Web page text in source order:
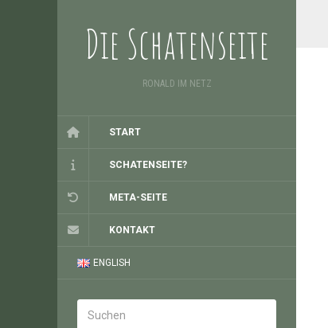
Die Schatenseite
RONALD IM NETZ
START
SCHATENSEITE?
META-SEITE
KONTAKT
ENGLISH